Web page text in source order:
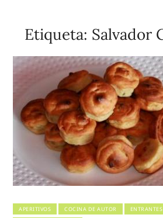
Etiqueta: Salvador
APERITIVOS COCINA DE AUTOR ENTRANTES